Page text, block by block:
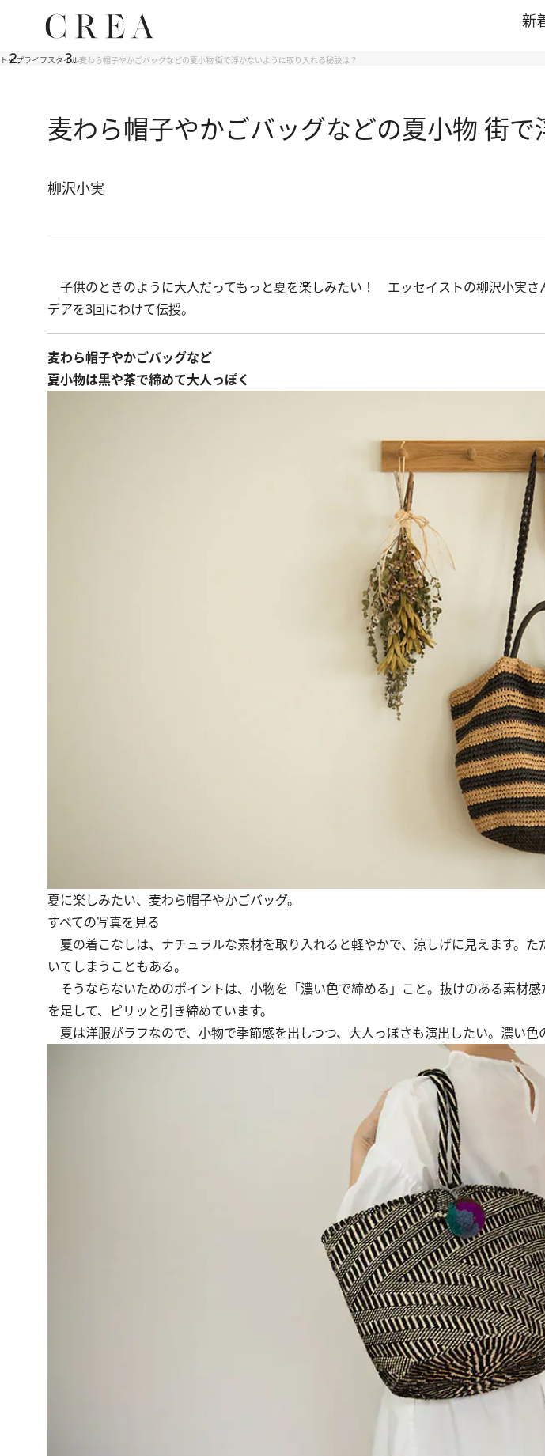
新
トップライフスタイル麦わら帽子やかごバッグなどの夏小物 街で浮かないように取り入れる秘訣は？
麦わら帽子やかごバッグなどの夏小物 街
柳沢小実
子供のときのように大人だってもっと夏を楽しみたい！ エッセイストの柳沢小実さ
デアを3回にわけて伝授。
麦わら帽子やかごバッグなど
夏小物は黒や茶で締めて大人っぽく
夏に楽しみたい、麦わら帽子やかごバッグ。
すべての写真を見る
夏の着こなしは、ナチュラルな素材を取り入れると軽やかで、涼しげに見えます。
いてしまうこともある。
そうならないためのポイントは、小物を「濃い色で締める」こと。抜けのある素材
を足して、ピリッと引き締めています。
夏は洋服がラフなので、小物で季節感を出しつつ、大人っぽさも演出したい。濃い色